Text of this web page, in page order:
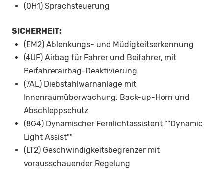
(QH1) Sprachsteuerung
SICHERHEIT:
(EM2) Ablenkungs- und Müdigkeitserkennung
(4UF) Airbag für Fahrer und Beifahrer, mit
Beifahrerairbag-Deaktivierung
(7AL) Diebstahlwarnanlage mit
Innenraumüberwachung, Back-up-Horn und
Abschleppschutz
(8G4) Dynamischer Fernlichtassistent ""Dynamic
Light Assist""
(LT2) Geschwindigkeitsbegrenzer mit
vorausschauender Regelung